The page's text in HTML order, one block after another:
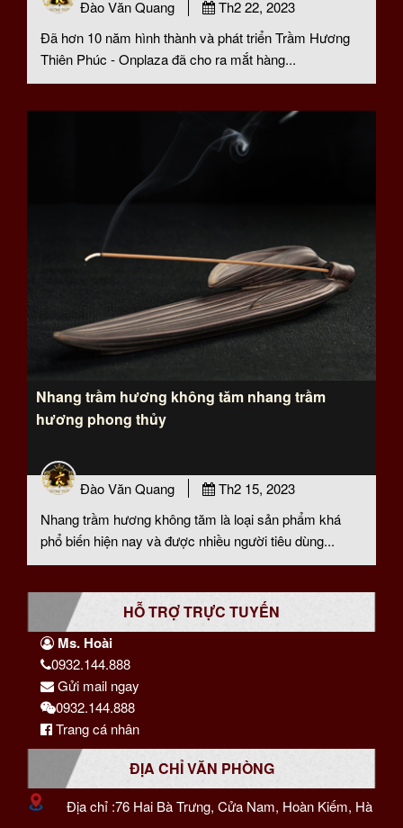
Đào Văn Quang
Th2 22, 2023
Đã hơn 10 năm hình thành và phát triển Trầm Hương
Thiên Phúc - Onplaza đã cho ra mắt hàng...
Nhang trầm hương không tăm nhang trầm
hương phong thủy
Đào Văn Quang
Th2 15, 2023
Nhang trầm hương không tăm là loại sản phẩm khá
phổ biến hiện nay và được nhiều người tiêu dùng...
HỖ TRỢ TRỰC TUYẾN
Ms. Hoài
0932.144.888
Gửi mail ngay
0932.144.888
Trang cá nhân
ĐỊA CHỈ VĂN PHÒNG
Địa chỉ :76 Hai Bà Trưng, Cửa Nam, Hoàn Kiếm, Hà